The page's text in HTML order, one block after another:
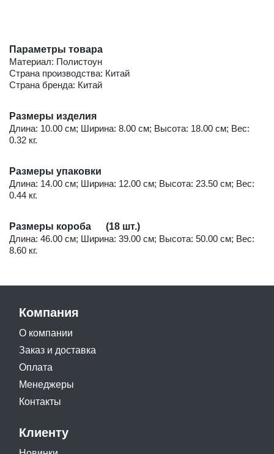
Параметры товара
Материал: Полистоун
Страна производства: Китай
Страна бренда: Китай
Размеры изделия
Длина: 10.00 см; Ширина: 8.00 см; Высота: 18.00 см; Вес:
0.32 кг.
Размеры упаковки
Длина: 14.00 см; Ширина: 12.00 см; Высота: 23.50 см; Вес:
0.44 кг.
Размеры короба (18 шт.)
Длина: 46.00 см; Ширина: 39.00 см; Высота: 50.00 см; Вес:
8.60 кг.
Компания
О компании
Заказ и доставка
Оплата
Менеджеры
Контакты
Клиенту